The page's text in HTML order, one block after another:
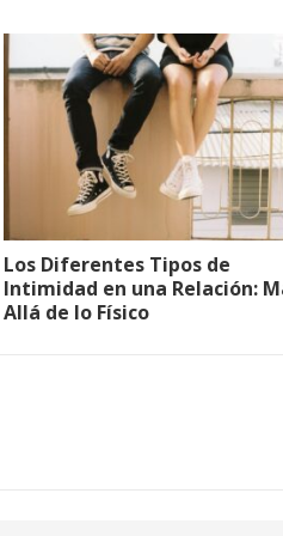
Los Diferentes Tipos de
Intimidad en una Relación:
Allá de lo Físico